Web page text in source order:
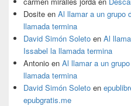
Dosite en Al llamar a un grupo
llamada termina
David Simón Soleto en Al
Issabel la llamada termina
Antonio en Al llamar a un
llamada termina
David Simón Soleto en
epubgratis.me